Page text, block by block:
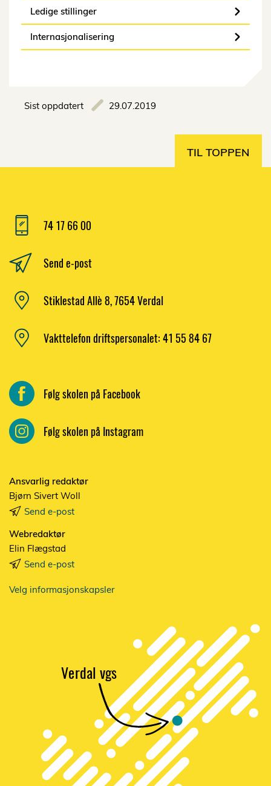
Ledige stillinger
Internasjonalisering
Sist oppdatert 29.07.2019
TIL TOPPEN
74 17 66 00
Send e-post
Stiklestad Allè 8, 7654 Verdal
Vakttelefon driftspersonalet: 41 55 84 67
Følg skolen på Facebook
Følg skolen på Instagram
Ansvarlig redaktør
Bjørn Sivert Woll
Send e-post
Webredaktør
Elin Flægstad
Send e-post
Velg informasjonskapsler
Verdal vgs